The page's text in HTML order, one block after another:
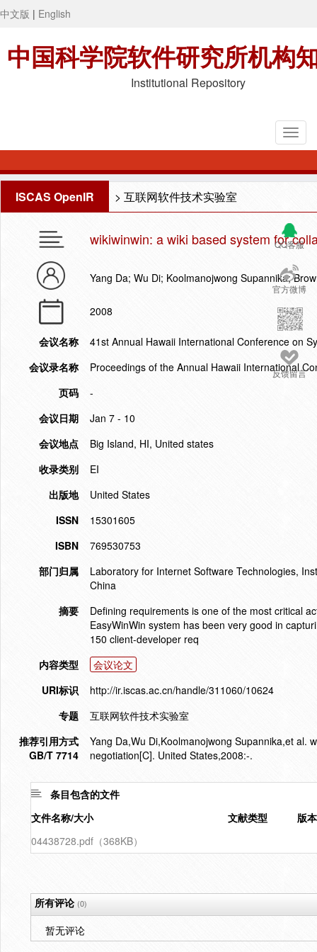
中文版 | English
中国科学院软件研究所机构
Institutional Repository
ISCAS OpenIR > 互联网软件技术实验室
QQ客服
官方微博
反馈留言
wikiwinwin: a wiki based system for
Yang Da; Wu Di; Koolmanojwong Supannika;
2008
会议名称
41st Annual Hawaii International Conference on
会议录名称
Proceedings of the Annual Hawaii International
页码
-
会议日期
Jan 7 - 10
会议地点
Big Island, HI, United states
收录类别
EI
出版地
United States
ISSN
15301605
ISBN
769530753
部门归属
Laboratory for Internet Software Technologies,
China
摘要
Defining requirements is one of the most critical
EasyWinWin system has been very good in
150 client-developer req
内容类型
会议论文
URI标识
http://ir.iscas.ac.cn/handle/311060/10624
专题
互联网软件技术实验室
推荐引用方式
GB/T 7714
Yang Da,Wu Di,Koolmanojwong Supannika,et al.
negotiation[C]. United States,2008:-.
条目包含的文件
文件名称/大小
文献类型
版
04438728.pdf（368KB）
所有评论(0)
暂无评论